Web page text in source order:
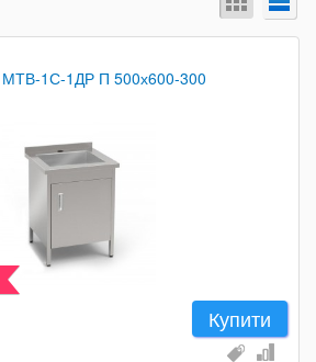
1С-1ДР П 500х600-300
Купити